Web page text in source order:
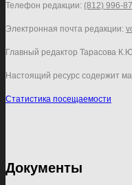
Телефон редакции: (812) 996-
Электронная почта редакции:
Главный редактор Тарасова
Настоящий ресурс содержит
Статистика посещаемости
Документы